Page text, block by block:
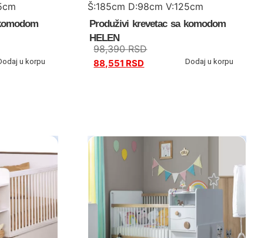
u korpu
Š:185cm D:98cm V:125cm
Produživi krevetac sa komodom
HELEN
98,390RSD
88,551 RSD Dodaj u korpu